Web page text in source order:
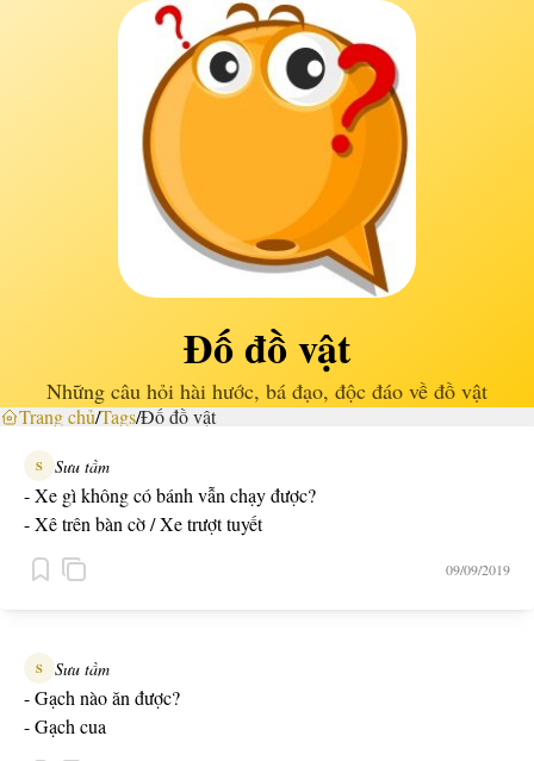
Đố đồ vật
Những câu hỏi hài hước, bá đạo, độc đáo về đồ vật
Trang chủ/Tags/Đố đồ vật
S Sưu tầm
- Xe gì không có bánh vẫn chạy được?
- Xê trên bàn cờ / Xe trượt tuyết
09/09/2019
S Sưu tầm
- Gạch nào ăn được?
- Gạch cua